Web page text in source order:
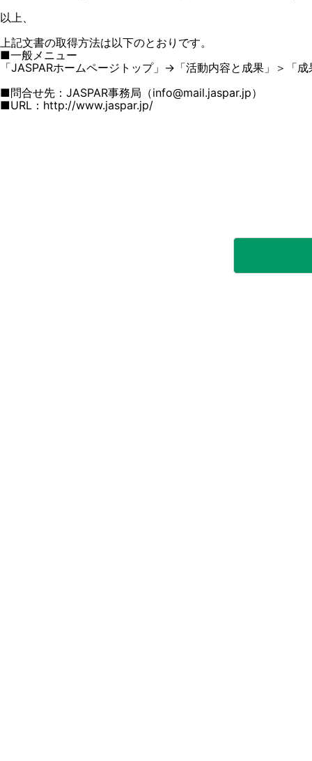
以上、
上記文書の取得方法は以下のとおりです。
■一般メニュー
「JASPARホームページトップ」→「活動内容と成果」＞「
■問合せ先：JASPAR事務局（info@mail.jaspar.jp）
■URL：http://www.jaspar.jp/